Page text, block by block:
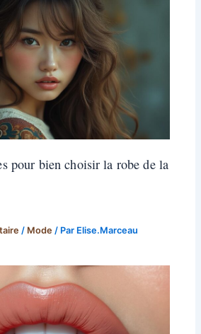
pour bien choisir la robe de la
/ Mode / Par Elise.Marceau